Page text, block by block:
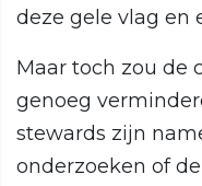
deze gele vlag en
Maar toch zou de
genoeg
stewards zijn
onderzoeken of